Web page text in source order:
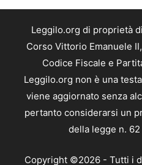
Leggilo.org di proprietà
Corso Vittorio Emanuele
Codice Fiscale e
Leggilo.org non è una
viene aggiornato senza
pertanto considerarsi un
della legge n. 62
Copyright ©2026 - Tutti i